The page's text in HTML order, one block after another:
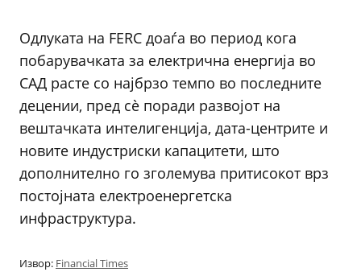
Одлуката на FERC доаѓа во период кога
побарувачката за електрична енергија во
САД расте со најбрзо темпо во последните
децении, пред сè поради развојот на
вештачката интелигенција, дата-центрите и
новите индустриски капацитети, што
дополнително го зголемува притисокот врз
постојната електроенергетска
инфраструктура.
Извор: Financial Times